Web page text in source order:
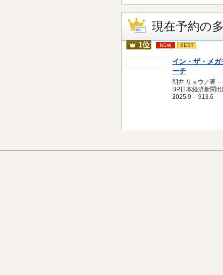
現在予約の
1位 NEW BEST
イン・ザ・メガ
ーチ
朝井 リョウ／著 --
BP日本経済新聞
2025.9 -- 913.6